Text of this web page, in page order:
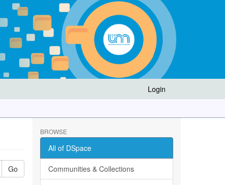
Login
Go
BROWSE
All of DSpace
Communities & Collections